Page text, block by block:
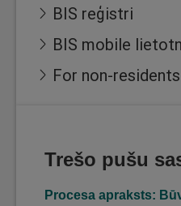
BIS reģistri
BIS mobile
For non-residents
Trešo pušu
Procesa apraksts: